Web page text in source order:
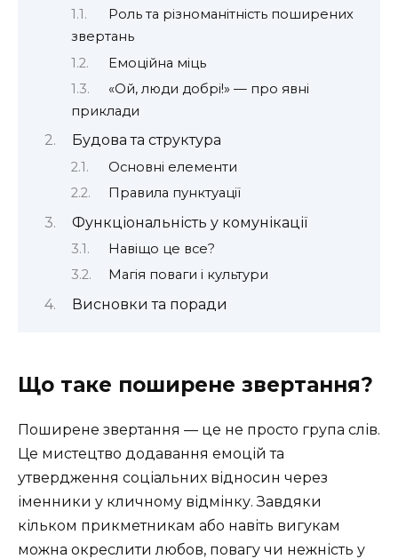
Роль та різноманітність поширених
звертань
Емоційна міць
«Ой, люди добрі!» — про явні
приклади
Будова та структура
Основні елементи
Правила пунктуації
Функціональність у комунікації
Навіщо це все?
Магія поваги і культури
Висновки та поради
Що таке поширене звертання?
Поширене звертання — це не просто група слів.
Це мистецтво додавання емоцій та
утвердження соціальних відносин через
іменники у кличному відмінку. Завдяки
кільком прикметникам або навіть вигукам
можна окреслити любов, повагу чи нежність у